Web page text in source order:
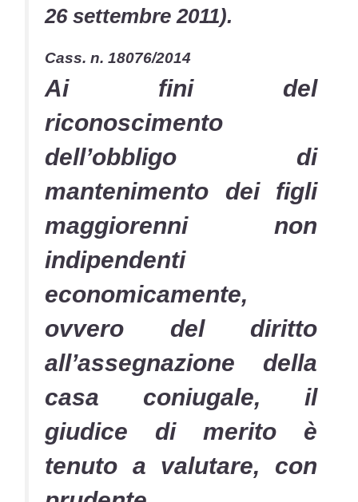
26 settembre 2011).
Cass. n. 18076/2014
Ai fini del
riconoscimento
dell’obbligo di
mantenimento dei figli
maggiorenni non
indipendenti
economicamente,
ovvero del diritto
all’assegnazione della
casa coniugale, il
giudice di merito è
tenuto a valutare, con